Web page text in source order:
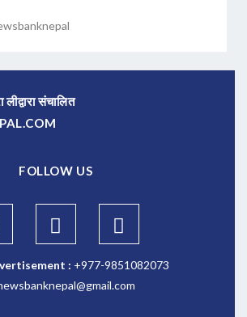
संचालित
FOLLOW US
: +977-9851082073